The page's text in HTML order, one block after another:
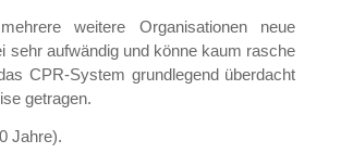
weitere Organisationen neue
sehr aufwändig und könne kaum rasche
CPR-System grundlegend überdacht
getragen.
Jahre).